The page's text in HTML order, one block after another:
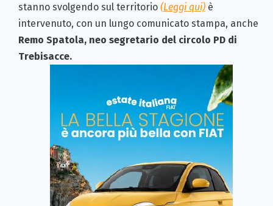
stanno svolgendo sul territorio (Leggi qui) è
intervenuto, con un lungo comunicato stampa, anche
Remo Spatola, neo segretario del circolo PD di
Trebisacce.